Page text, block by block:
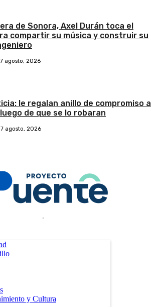
de Sonora, Axel Durán toca el
compartir su música y construir su
7 agosto, 2026
le regalan anillo de compromiso a
de que se lo robaran
7 agosto, 2026
.
y Cultura